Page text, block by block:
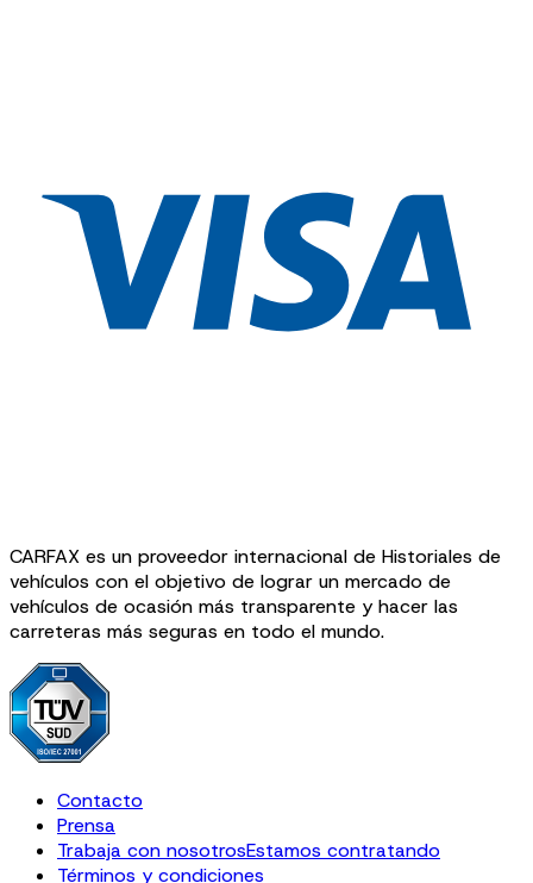
CARFAX es un proveedor internacional de Historiales de
vehículos con el objetivo de lograr un mercado de
vehículos de ocasión más transparente y hacer las
carreteras más seguras en todo el mundo.
Contacto
Prensa
Trabaja con nosotrosEstamos contratando
Términos y condiciones